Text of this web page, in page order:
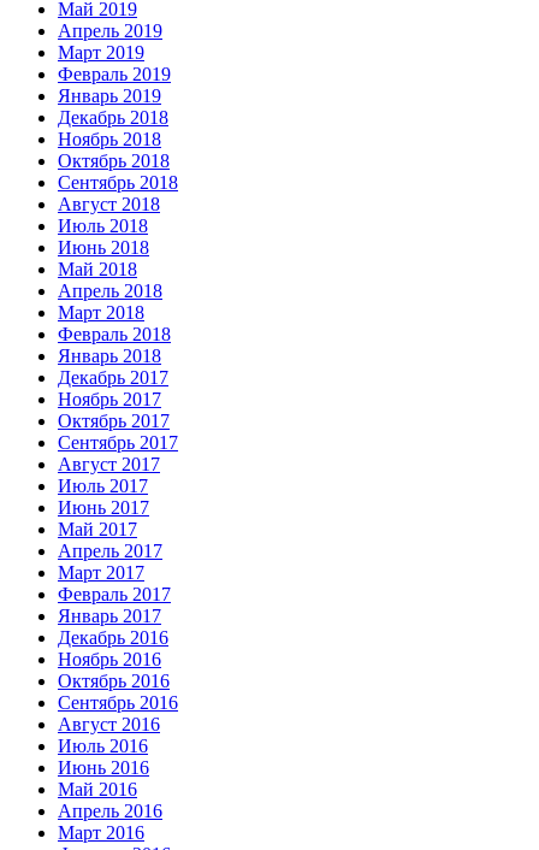
Май 2019
Апрель 2019
Март 2019
Февраль 2019
Январь 2019
Декабрь 2018
Ноябрь 2018
Октябрь 2018
Сентябрь 2018
Август 2018
Июль 2018
Июнь 2018
Май 2018
Апрель 2018
Март 2018
Февраль 2018
Январь 2018
Декабрь 2017
Ноябрь 2017
Октябрь 2017
Сентябрь 2017
Август 2017
Июль 2017
Июнь 2017
Май 2017
Апрель 2017
Март 2017
Февраль 2017
Январь 2017
Декабрь 2016
Ноябрь 2016
Октябрь 2016
Сентябрь 2016
Август 2016
Июль 2016
Июнь 2016
Май 2016
Апрель 2016
Март 2016